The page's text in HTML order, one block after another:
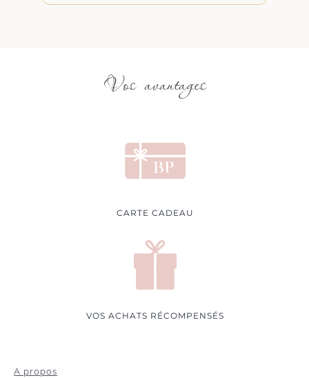
Vos avantages
CARTE CADEAU
VOS ACHATS RÉCOMPENSÉS
A propos